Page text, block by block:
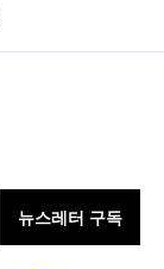
뉴스레터 구독